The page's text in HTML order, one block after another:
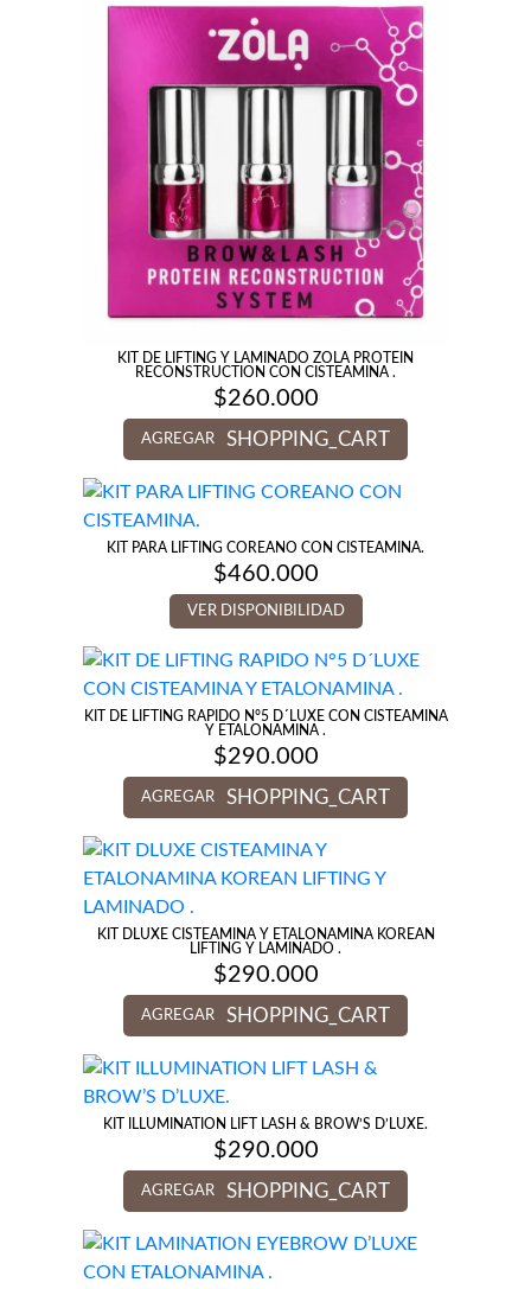
KIT DE LIFTING Y LAMINADO ZOLA PROTEIN
RECONSTRUCTION CON CISTEAMINA .
$260.000
AGREGAR SHOPPING_CART
KIT PARA LIFTING COREANO CON CISTEAMINA.
$460.000
VER DISPONIBILIDAD
KIT DE LIFTING RAPIDO N°5 D´LUXE CON CISTEAMINA
Y ETALONAMINA .
$290.000
AGREGAR SHOPPING_CART
KIT DLUXE CISTEAMINA Y ETALONAMINA KOREAN
LIFTING Y LAMINADO .
$290.000
AGREGAR SHOPPING_CART
KIT ILLUMINATION LIFT LASH & BROW’S D’LUXE.
$290.000
AGREGAR SHOPPING_CART